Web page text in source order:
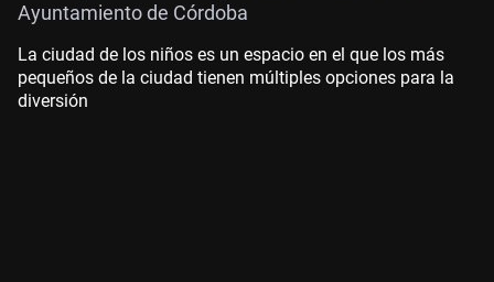
Ayuntamiento de Córdoba
La ciudad de los niños es un espacio en el que los más
pequeños de la ciudad tienen múltiples opciones para la
diversión